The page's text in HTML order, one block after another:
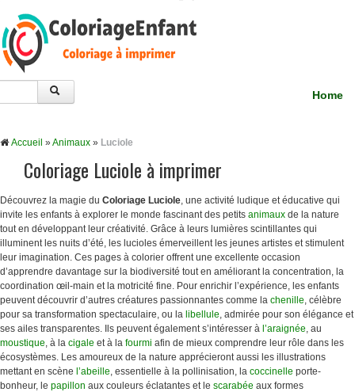
Home
Accueil »Animaux » Luciole
Coloriage Luciole à imprimer
Découvrez la magie du Coloriage Luciole, une activité ludique et éducative qui
invite les enfants à explorer le monde fascinant des petits animaux de la nature
tout en développant leur créativité. Grâce à leurs lumières scintillantes qui
illuminent les nuits d’été, les lucioles émerveillent les jeunes artistes et stimulent
leur imagination. Ces pages à colorier offrent une excellente occasion
d’apprendre davantage sur la biodiversité tout en améliorant la concentration, la
coordination œil-main et la motricité fine. Pour enrichir l’expérience, les enfants
peuvent découvrir d’autres créatures passionnantes comme la chenille, célèbre
pour sa transformation spectaculaire, ou la libellule, admirée pour son élégance et
ses ailes transparentes. Ils peuvent également s’intéresser à l’araignée, au
moustique, à la cigale et à la fourmi afin de mieux comprendre leur rôle dans les
écosystèmes. Les amoureux de la nature apprécieront aussi les illustrations
mettant en scène l’abeille, essentielle à la pollinisation, la coccinelle porte-
bonheur, le papillon aux couleurs éclatantes et le scarabée aux formes